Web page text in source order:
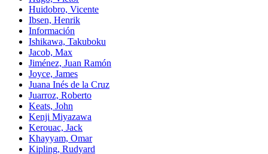
Huidobro, Vicente
Ibsen, Henrik
Información
Ishikawa, Takuboku
Jacob, Max
Jiménez, Juan Ramón
Joyce, James
Juana Inés de la Cruz
Juarroz, Roberto
Keats, John
Kenji Miyazawa
Kerouac, Jack
Khayyam, Omar
Kipling, Rudyard